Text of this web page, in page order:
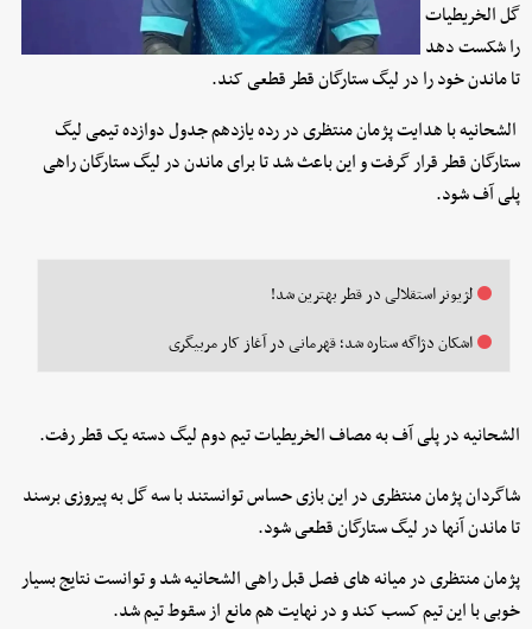
گل الخریطیات
را شکست دهد
تا ماندن خود را در لیگ ستارگان قطر قطعی کند.
الشحانیه با هدایت پژمان منتظری در رده یازدهم جدول دوازده تیمی لیگ
ستارگان قطر قرار گرفت و این باعث شد تا برای ماندن در لیگ ستارگان راهی
پلی آف شود.
لژیونر استقلالی در قطر بهترین شد!
اشکان دژاگه ستاره شد؛ قهرمانی در آغاز کار مربیگری
الشحانیه در پلی آف به مصاف الخریطیات تیم دوم لیگ دسته یک قطر رفت.
شاگردان پژمان منتظری در این بازی حساس توانستند با سه گل به پیروزی برسند
تا ماندن آنها در لیگ ستارگان قطعی شود.
پژمان منتظری در میانه های فصل قبل راهی الشحانیه شد و توانست نتایج بسیار
خوبی با این تیم کسب کند و در نهایت هم مانع از سقوط تیم شد.